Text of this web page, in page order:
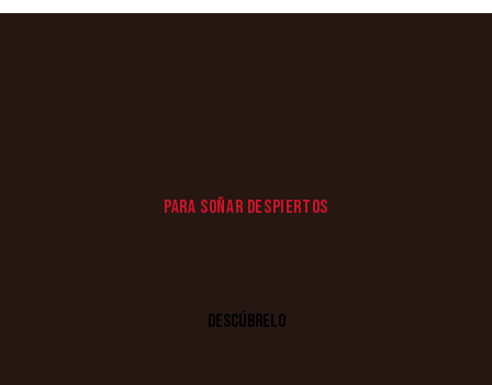
PARA SOÑAR DESPIERTOS
DESCÚBRELO